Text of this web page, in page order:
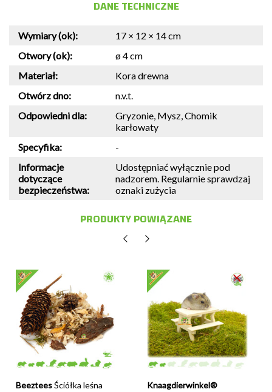
DANE TECHNICZNE
Wymiary (ok):
17 × 12 × 14 cm
Otwory (ok):
ø 4 cm
Materiał:
Kora drewna
Otwórz dno:
n.v.t.
Odpowiedni dla:
Gryzonie, Mysz, Chomik
karłowaty
Specyfika:
-
Informacje
dotyczące
bezpieczeństwa:
Udostępniać wyłącznie pod
nadzorem. Regularnie sprawdzaj
oznaki zużycia
PRODUKTY POWIĄZANE
Beeztees Ściółka leśna
Knaagdierwinkel®